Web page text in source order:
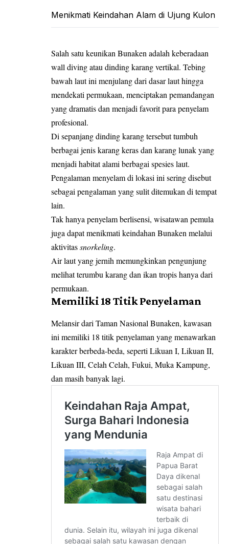
Menikmati Keindahan Alam di Ujung Kulon
Salah satu keunikan Bunaken adalah keberadaan
wall diving atau dinding karang vertikal. Tebing
bawah laut ini menjulang dari dasar laut hingga
mendekati permukaan, menciptakan pemandangan
yang dramatis dan menjadi favorit para penyelam
profesional.
Di sepanjang dinding karang tersebut tumbuh
berbagai jenis karang keras dan karang lunak yang
menjadi habitat alami berbagai spesies laut.
Pengalaman menyelam di lokasi ini sering disebut
sebagai pengalaman yang sulit ditemukan di tempat
lain.
Tak hanya penyelam berlisensi, wisatawan pemula
juga dapat menikmati keindahan Bunaken melalui
aktivitassnorkeling.
Air laut yang jernih memungkinkan pengunjung
melihat terumbu karang dan ikan tropis hanya dari
permukaan.
Memiliki 18 Titik Penyelaman
Melansir dari Taman Nasional Bunaken, kawasan
ini memiliki 18 titik penyelaman yang menawarkan
karakter berbeda-beda, seperti Likuan I, Likuan II,
Likuan III, Celah Celah, Fukui, Muka Kampung,
dan masih banyak lagi.